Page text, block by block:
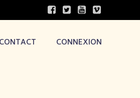
CONTACT CONNEXION